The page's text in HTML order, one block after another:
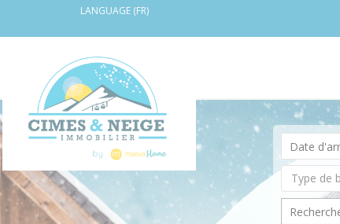
LANGUAGE (FR)